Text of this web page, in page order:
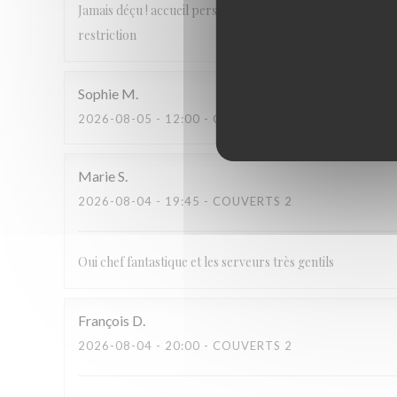
Jamais déçu ! accueil personnalisé, plats gourmands et
restriction
Sophie M
2026-08-05 - 12:00 - COUVERTS 2
MarieS
2026-08-04 - 19:45 - COUVERTS 2
Oui chef fantastique et les serveurs très gentils
François D
2026-08-04 - 20:00 - COUVERTS 2